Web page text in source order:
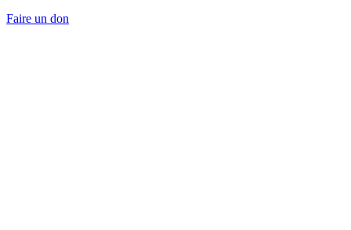
Faire un don